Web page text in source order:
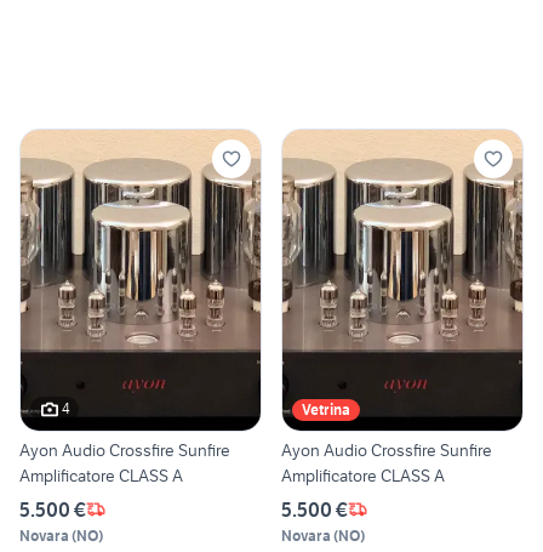
4
Ayon Audio Crossfire Sunfire
Amplificatore CLASS A
5.500 €
Novara (NO)
Vetrina
Ayon Audio Crossfire Sunfire
Amplificatore CLASS A
5.500 €
Novara (NO)